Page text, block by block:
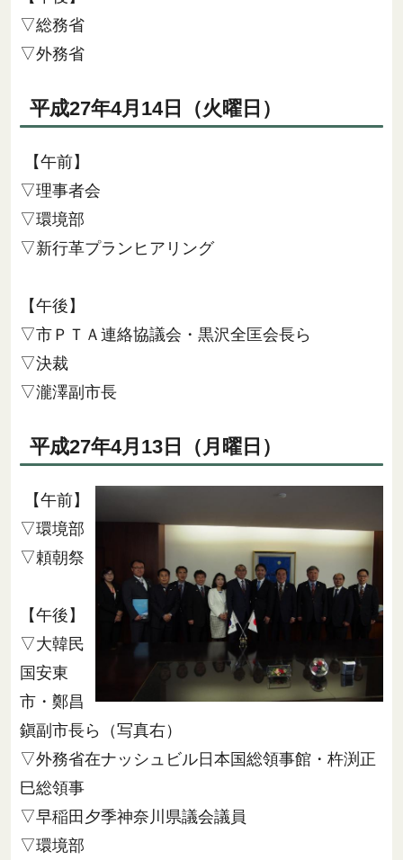
▽総務省
▽外務省
平成27年4月14日（火曜日）
【午前】
▽理事者会
▽環境部
▽新行革プランヒアリング
【午後】
▽市ＰＴＡ連絡協議会・黒沢全匡会長ら
▽決裁
▽瀧澤副市長
平成27年4月13日（月曜日）
【午前】
▽環境部
▽頼朝祭
【午後】
▽大韓民
国安東
市・鄭昌
鎭副市長ら（写真右）
▽外務省在ナッシュビル日本国総領事館・杵渕正
巳総領事
▽早稲田夕季神奈川県議会議員
▽環境部